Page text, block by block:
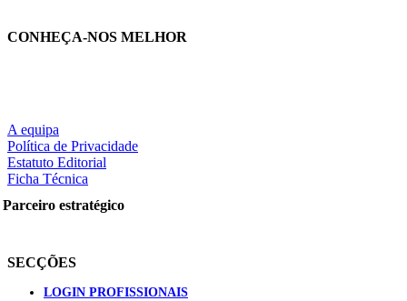
Partilhe nas redes sociais:
CONHEÇA-NOS MELHOR
A equipa
Política de Privacidade
Estatuto Editorial
Ficha Técnica
Parceiro estratégico
SECÇÕES
LOGIN PROFISSIONAIS